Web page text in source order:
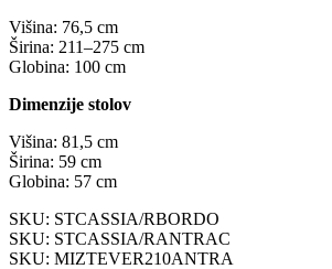
Višina: 76,5 cm
Širina: 211–275 cm
Globina: 100 cm
Dimenzije stolov
Višina: 81,5 cm
Širina: 59 cm
Globina: 57 cm
SKU: STCASSIA/RBORDO
SKU: STCASSIA/RANTRAC
SKU: MIZTEVER210ANTRA